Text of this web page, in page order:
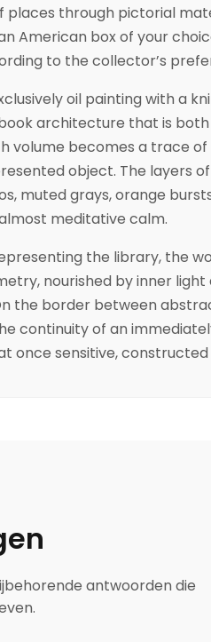
places through pictorial
American box of your
to the collector’s
oil painting with a
architecture that is
volume becomes a trace
object. The layers
muted grays, orange
meditative calm.
the library, the
nourished by inner
the border between
continuity of an
once sensitive,
antwoorden die